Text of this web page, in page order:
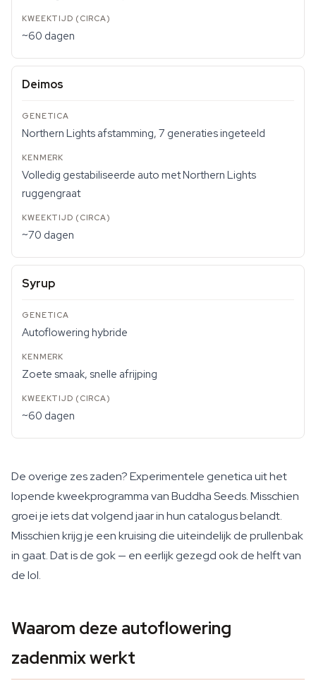
~60 dagen
Deimos
Northern Lights afstamming, 7 generaties ingeteeld
Volledig gestabiliseerde auto met Northern Lights
ruggengraat
~70 dagen
Syrup
Autoflowering hybride
Zoete smaak, snelle afrijping
~60 dagen
De overige zes zaden? Experimentele genetica uit het
lopende kweekprogramma van Buddha Seeds. Misschien
groei je iets dat volgend jaar in hun catalogus belandt.
Misschien krijg je een kruising die uiteindelijk de prullenbak
in gaat. Dat is de gok — en eerlijk gezegd ook de helft van
de lol.
Waarom deze autoflowering
zadenmix werkt